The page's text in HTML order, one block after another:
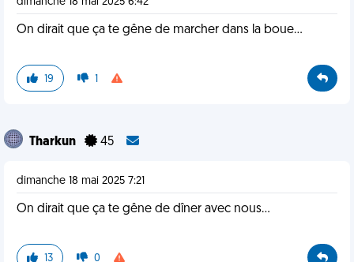
On dirait que ça te gêne de marcher dans la boue...
19 1
Tharkun 45
dimanche 18 mai 2025 7:21
On dirait que ça te gêne de dîner avec nous…
13 0